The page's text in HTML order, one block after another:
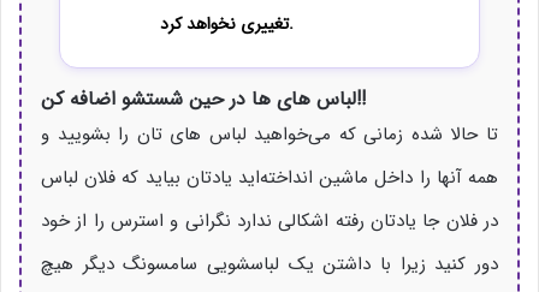
تغییری نخواهد کرد.
لباس های ها در حین شستشو اضافه کن!!
تا حالا شده زمانی که می‌خواهید لباس های تان را بشویید و
همه آنها را داخل ماشین انداخته‌اید یادتان بیاید که فلان لباس
در فلان جا یادتان رفته اشکالی ندارد نگرانی و استرس را از خود
دور کنید زیرا با داشتن یک لباسشویی سامسونگ دیگر هیچ